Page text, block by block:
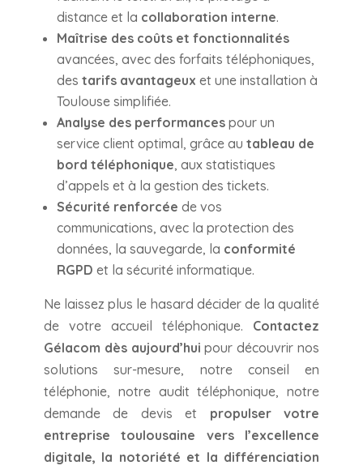
distance et la collaboration interne.
Maîtrise des coûts et fonctionnalités
avancées, avec des forfaits téléphoniques,
des tarifs avantageux et une installation à
Toulouse simplifiée.
Analyse des performancespour un
service client optimal, grâce au tableau de
bord téléphonique, aux statistiques
d’appels et à la gestion des tickets.
Sécurité renforcée de vos
communications, avec la protection des
données, la sauvegarde, la conformité
RGPD et la sécurité informatique.
Ne laissez plus le hasard décider de la qualité
de votre accueil téléphonique. Contactez
Gélacom dès aujourd’hui pour découvrir nos
solutions sur-mesure, notre conseil en
téléphonie, notre audit téléphonique, notre
demande de devis et propulser votre
entreprise toulousaine vers l’excellence
digitale, la notoriété et la différenciation